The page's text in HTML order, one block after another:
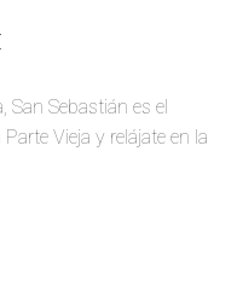
Sebastián es el
Vieja y relájate en la